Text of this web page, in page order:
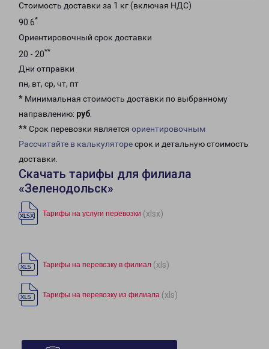
Стоимость доставки за 1 кг (включая НДС)
90.6*
Ориентировочный срок доставки
20 - 20**
Дни отправки
пн, вт, ср, чт, пт
* Минимальная стоимость доставки по выбранному
направлению: руб.
** Срок перевозки является ориентировочным
Рассчитайте в калькуляторесрок и детальную стоимость
доставки.
Скачать тарифы для филиала
«Зеленодольск»
Тарифы на услуги перевозки (xlsx)
Тарифы на перевозку в филиал (xls)
Тарифы на перевозку из филиала (xls)